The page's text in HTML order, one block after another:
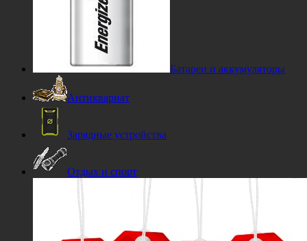
Батареи и аккумуляторы
Антиквариат
Зарядные устройства
Отдых и спорт